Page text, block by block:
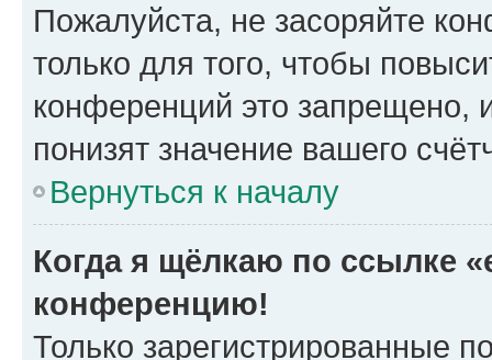
Пожалуйста, не засоряйте
только для того, чтобы
конференций это запрещено,
понизят значение вашего
Вернуться к началу
Когда я щёлкаю по ссылке
конференцию!
Только зарегистрированные